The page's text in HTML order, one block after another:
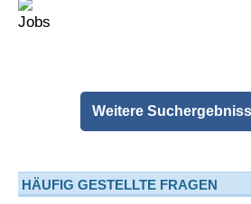
Weitere
HÄUFIG GESTELLTE FRAGEN